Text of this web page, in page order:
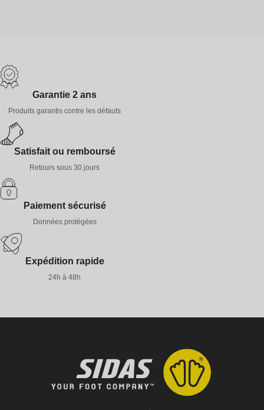
Garantie 2 ans
Produits garantis contre les défauts
Satisfait ou remboursé
Retours sous 30 jours
Paiement sécurisé
Données protégées
Expédition rapide
24h à 48h